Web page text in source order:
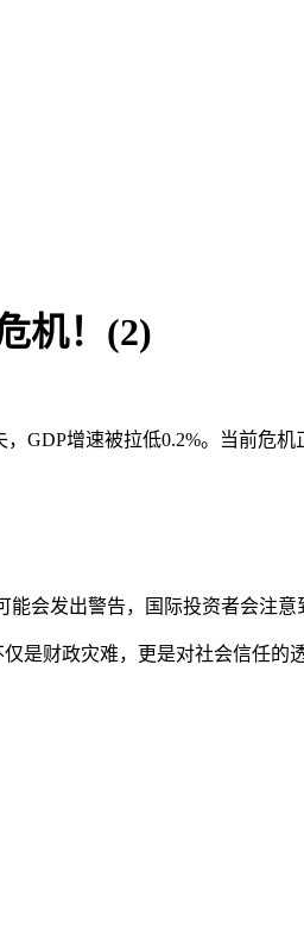
机！(2)
GDP增速被拉低0.2%。当前危
会发出警告，国际投资者会注意
是财政灾难，更是对社会信任的透